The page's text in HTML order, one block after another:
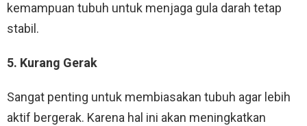
kemampuan tubuh untuk menjaga gula darah tetap
stabil.
5. Kurang Gerak
Sangat penting untuk membiasakan tubuh agar lebih
aktif bergerak. Karena hal ini akan meningkatkan